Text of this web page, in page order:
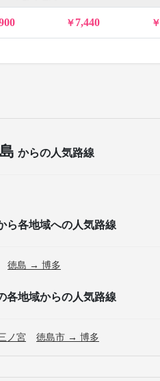
7,440
からの人気路線
ら各地域への人気路線
徳島 → 博多
各地域からの人気路線
ノ宮 徳島市 → 博多